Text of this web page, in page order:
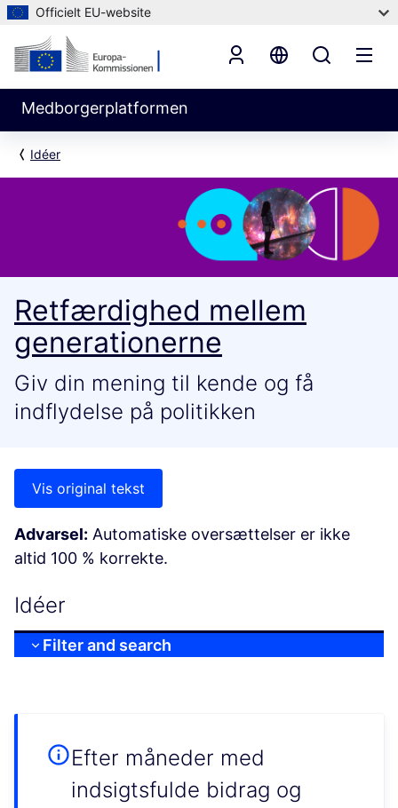
Officielt EU-website
Medborgerplatformen
Idéer
Retfærdighed mellem
generationerne
Giv din mening til kende og få
indflydelse på politikken
Vis original tekst
Advarsel: Automatiske oversættelser er ikke
altid 100 % korrekte.
Idéer
Filter and search
Efter måneder med
indsigtsfulde bidrag og